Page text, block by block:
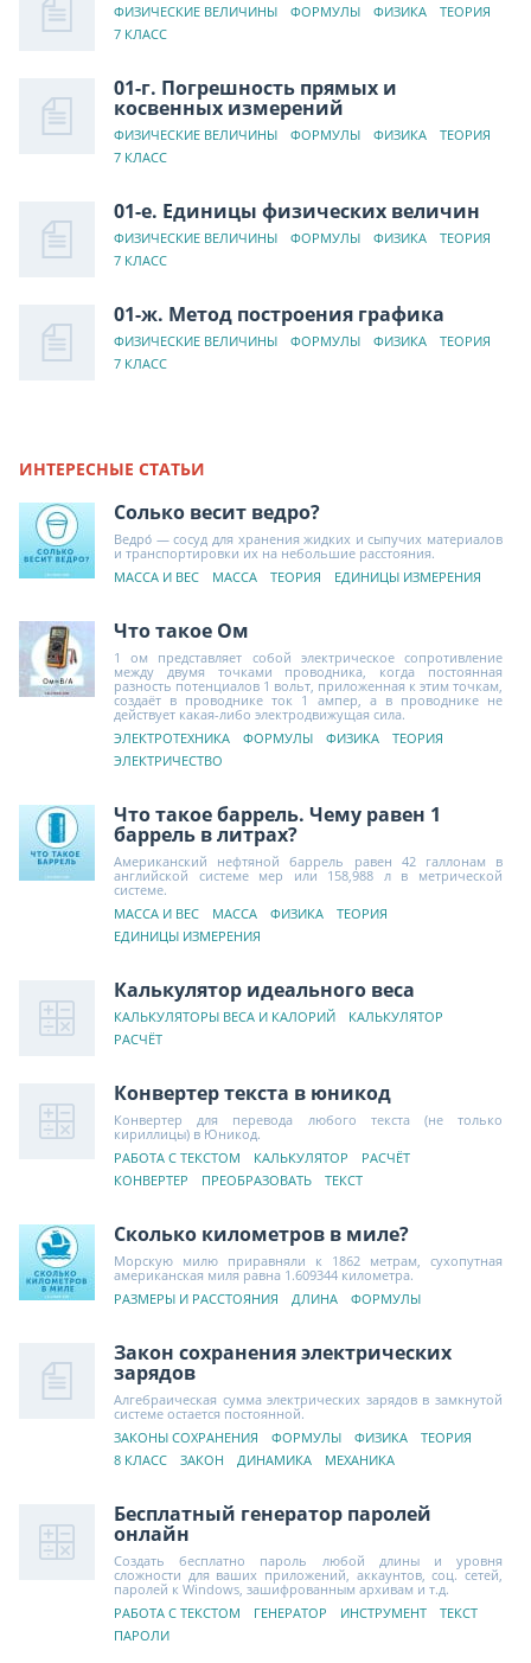
ФИЗИЧЕСКИЕ ВЕЛИЧИНЫ ФОРМУЛЫ ФИЗИКА
ТЕОРИЯ
7 КЛАСС
01-г. Погрешность прямых и
косвенных измерений
ФИЗИЧЕСКИЕ ВЕЛИЧИНЫ ФОРМУЛЫ ФИЗИКА
ТЕОРИЯ
7 КЛАСС
01-е. Единицы физических величин
ФИЗИЧЕСКИЕ ВЕЛИЧИНЫ ФОРМУЛЫ ФИЗИКА
ТЕОРИЯ
7 КЛАСС
01-ж. Метод построения графика
ФИЗИЧЕСКИЕ ВЕЛИЧИНЫ ФОРМУЛЫ ФИЗИКА
ТЕОРИЯ
7 КЛАСС
ИНТЕРЕСНЫЕ СТАТЬИ
Солько весит ведро?
Ведро́ — сосуд для хранения жидких и сыпучих материалов
и транспортировки их на небольшие расстояния.
МАССА И ВЕС
МАССА ТЕОРИЯ ЕДИНИЦЫ ИЗМЕРЕНИЯ
Что такое Ом
1 ом представляет собой электрическое сопротивление
между двумя точками проводника, когда постоянная
разность потенциалов 1 вольт, приложенная к этим точкам,
создаёт в проводнике ток 1 ампер, а в проводнике не
действует какая-либо электродвижущая сила.
ЭЛЕКТРОТЕХНИКА
ФОРМУЛЫ ФИЗИКА
ТЕОРИЯ
ЭЛЕКТРИЧЕСТВО
Что такое баррель. Чему равен 1
баррель в литрах?
Американский нефтяной баррель равен 42 галлонам в
английской системе мер или 158,988 л в метрической
системе.
МАССА И ВЕС
МАССА ФИЗИКА
ТЕОРИЯ
ЕДИНИЦЫ ИЗМЕРЕНИЯ
Калькулятор идеального веса
КАЛЬКУЛЯТОРЫ ВЕСА И КАЛОРИЙ
КАЛЬКУЛЯТОР
РАСЧЁТ
Конвертер текста в юникод
Конвертер для перевода любого текста (не только
кириллицы) в Юникод.
РАБОТА С ТЕКСТОМ
КАЛЬКУЛЯТОР
РАСЧЁТ
КОНВЕРТЕР
ПРЕОБРАЗОВАТЬ ТЕКСТ
Сколько километров в миле?
Морскую милю приравняли к 1862 метрам, сухопутная
американская миля равна 1.609344 километра.
РАЗМЕРЫ И РАССТОЯНИЯ
ДЛИНА ФОРМУЛЫ
Закон сохранения электрических
зарядов
Алгебраическая сумма электрических зарядов в замкнутой
системе остается постоянной.
ЗАКОНЫ СОХРАНЕНИЯ
ФОРМУЛЫ ФИЗИКА
ТЕОРИЯ
8 КЛАСС
ЗАКОН ДИНАМИКА МЕХАНИКА
Бесплатный генератор паролей
онлайн
Создать бесплатно пароль любой длины и уровня
сложности для ваших приложений, аккаунтов, соц. сетей,
паролей к Windows, зашифрованным архивам и т.д.
РАБОТА С ТЕКСТОМ
ГЕНЕРАТОР ИНСТРУМЕНТ
ТЕКСТ
ПАРОЛИ